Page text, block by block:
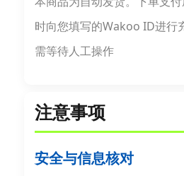
时向您填写的Wakoo ID进行
需等待人工操作
注意事项
安全与信息核对